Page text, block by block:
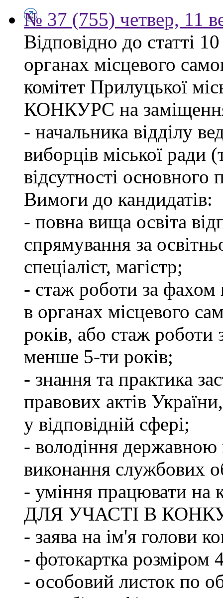
№ 37 (755) четвер, 11
Відповідно до статті
органах місцевого
комітет Прилуцької
КОНКУРС на
- начальника відділу
виборців міської ради
відсутності основного
Вимоги до кандидатів:
- повна вища освіта
спрямування за
спеціаліст, магістр;
- стаж роботи за фахом
в органах місцевого
років, або стаж
менше 5-ти років;
- знання та практика
правових актів
у відповідній сфері;
- володіння державною
виконання службових
- уміння працювати на
ДЛЯ УЧАСТІ В
- заява на ім'я голови
- фотокартка розміром
- особовий листок по